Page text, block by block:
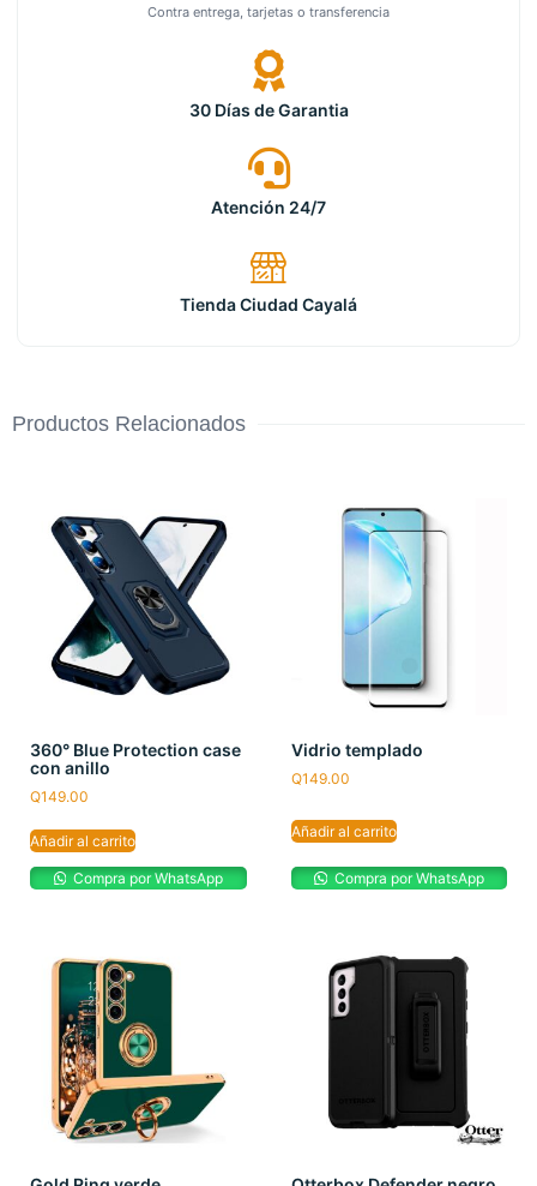
Contra entrega, tarjetas o transferencia
30 Días de Garantia
Atención 24/7
Tienda Ciudad Cayalá
Productos Relacionados
360° Blue Protection case
con anillo
Q149.00
Añadir al carrito
Compra por WhatsApp
Vidrio templado
Q149.00
Añadir al carrito
Compra por WhatsApp